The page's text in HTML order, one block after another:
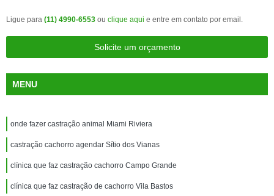
Ligue para (11) 4990-6553 ou clique aqui e entre em contato por email.
Solicite um orçamento
MENU
onde fazer castração animal Miami Riviera
castração cachorro agendar Sítio dos Vianas
clínica que faz castração cachorro Campo Grande
clínica que faz castração de cachorro Vila Bastos